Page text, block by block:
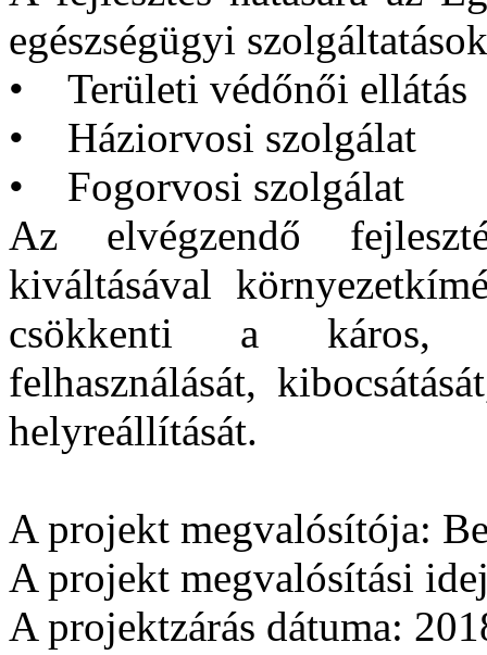
egészségügyi
• Területi védőnői ellátás
• Háziorvosi szolgálat
• Fogorvosi szolgálat
Az elvégzendő
kiváltásával
csökkenti a káros,
felhasználását,
helyreállítását.
A projekt megvalósítója:
A projekt megvalósítási
A projektzárás dátuma: